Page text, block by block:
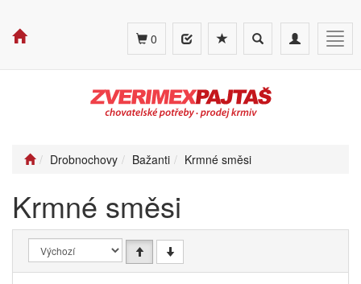
Toggle
navigation
Toggle
search
0
Drobnochovy Bažanti Krmné směsi
Krmné směsi